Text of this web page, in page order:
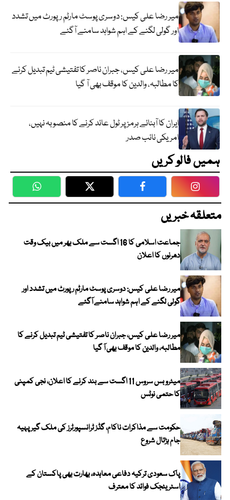
میر رضا علی کیس: دوسری پوسٹ مارٹم رپورٹ میں تشدد
اور گولی لگنے کے اہم شواہد سامنے آگئے
میر رضا علی کیس، جبران ناصر کا تفتیشی ٹیم تبدیل کرنے
کا مطالبہ، والدین کا موقف بھی آ گیا
ایران کا آبنائے ہرمز پر ٹول عائد کرنے کا منصوبہ نہیں،
امریکی نائب صدر
ہمیں فالو کریں
WhatsApp Twitter Facebook
متعلقہ خبریں
جماعت اسلامی کا 16 اگست سے ملک بھر میں بیک وقت
دھرنوں کا اعلان
میر رضا علی کیس: دوسری پوسٹ مارٹم رپورٹ میں تشدد اور
گولی لگنے کے اہم شواہد سامنے آگئے
میر رضا علی کیس، جبران ناصر کا تفتیشی ٹیم تبدیل کرنے کا
مطالبہ، والدین کا موقف بھی آ گیا
میٹرو بس سروس 11 اگست سے بند کرنے کا اعلان، نجی کمپنی
کا حتمی نوٹس
حکومت سے مذاکرات ناکام، گڈز ٹرانسپورٹرز کی ملک گیر پہیہ
جام ہڑتال شروع
پاک سعودی ترکیہ دفاعی معاہدہ، بھارت بھی پاکستان کے
اسٹریٹجک فوائد کا معترف